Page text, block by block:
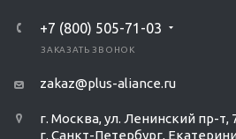
+7 (800) 505-71-03
ЗАКАЗАТЬ ЗВОНОК
zakaz@plus-aliance.ru
г. Москва, ул. Ленинский пр-т,
г. Санкт-Петербург,